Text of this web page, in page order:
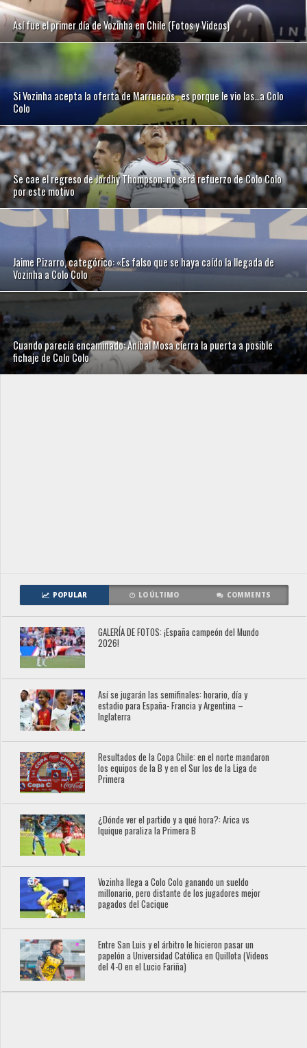
Así fue el primer día de Vozinha en Chile (Fotos y Videos)
Si Vozinha acepta la oferta de Marruecos , es porque le vio las…a Colo
Colo
Se cae el regreso de Jordhy Thompson: no será refuerzo de Colo Colo
por este motivo
Jaime Pizarro, categórico: «Es falso que se haya caído la llegada de
Vozinha a Colo Colo
Cuando parecía encaminado: Aníbal Mosa cierra la puerta a posible
fichaje de Colo Colo
POPULAR LO ÚLTIMO COMMENTS
GALERÍA DE FOTOS: ¡España campeón del Mundo
2026!
Así se jugarán las semifinales: horario, día y
estadio para España- Francia y Argentina –
Inglaterra
Resultados de la Copa Chile: en el norte mandaron
los equipos de la B y en el Sur los de la Liga de
Primera
¿Dónde ver el partido y a qué hora?: Arica vs
Iquique paraliza la Primera B
Vozinha llega a Colo Colo ganando un sueldo
millonario, pero distante de los jugadores mejor
pagados del Cacique
Entre San Luis y el árbitro le hicieron pasar un
papelón a Universidad Católica en Quillota (Videos
del 4-0 en el Lucio Fariña)